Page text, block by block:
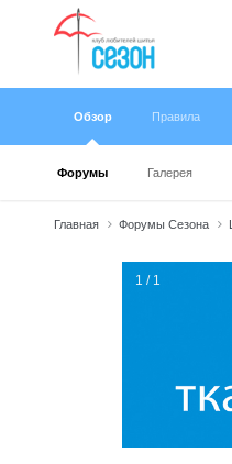
Обзор
Форумы Галерея
Правила
Главная Форумы Сезона
1 / 1